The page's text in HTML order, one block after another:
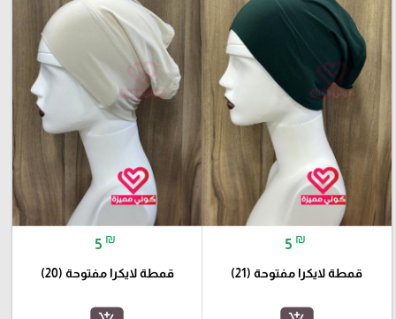
5 ₪
قمطة لايكرا مفتوحة (21)
5 ₪
قمطة لايكرا مفتوحة (20)